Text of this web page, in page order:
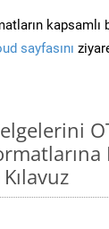
sayfasını